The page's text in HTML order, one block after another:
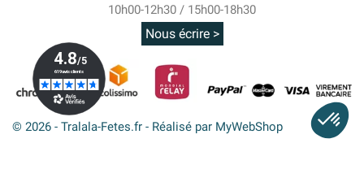
10h00-12h30 / 15h00-18h30
Nous écrire >
© 2026 - Tralala-Fetes.fr - Réalisé par MyWebShop